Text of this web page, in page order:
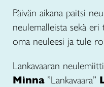
Päivän aikana paitsi
neulemalleista sekä
oma neuleesi ja tule
Lankavaaran
Minna”Lankavaara”